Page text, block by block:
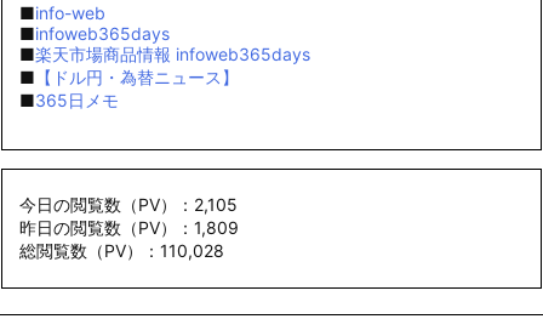
■info-web
■infoweb365days
■楽天市場商品情報 infoweb365days
■ 【ドル円・為替ニュース】
■365日メモ
今日の閲覧数（PV）：2,105
昨日の閲覧数（PV）：1,809
総閲覧数（PV）：110,028